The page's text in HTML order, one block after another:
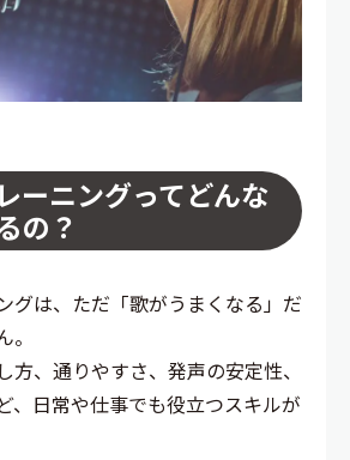
ーニングってどんな
の？
グは、ただ「歌がうまくなる」だ
方、通りやすさ、発声の安定性、
、日常や仕事でも役立つスキルが